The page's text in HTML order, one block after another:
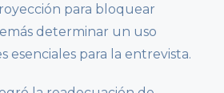
para bloquear
determinar un uso
esenciales para la entrevista.